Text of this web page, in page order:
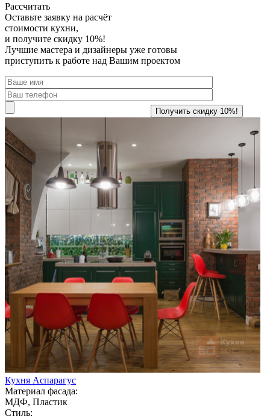
Рассчитать
Оставьте заявку на расчёт
стоимости кухни,
и получите скидку 10%!
Лучшие мастера и дизайнеры уже готовы
приступить к работе над Вашим проектом
Кухня Аспарагус
Материал фасада:
МДФ, Пластик
Стиль: